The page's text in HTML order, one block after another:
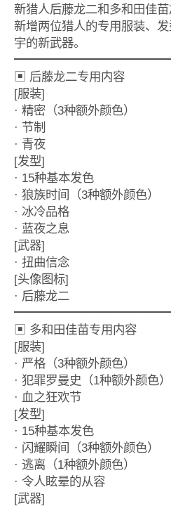
新猎人后藤龙二和多和田佳苗
新增两位猎人的专用服装、
宇的新武器。
▣ 后藤龙二专用内容
[服装]
· 精密（3种额外颜色）
· 节制
· 青夜
[发型]
· 15种基本发色
· 狼族时间（3种额外颜色）
· 冰冷品格
· 蓝夜之息
[武器]
· 扭曲信念
[头像图标]
· 后藤龙二
▣ 多和田佳苗专用内容
[服装]
· 严格（3种额外颜色）
· 犯罪罗曼史（1种额外颜色）
· 血之狂欢节
[发型]
· 15种基本发色
· 闪耀瞬间（3种额外颜色）
· 逃离（1种额外颜色）
· 令人眩晕的从容
[武器]